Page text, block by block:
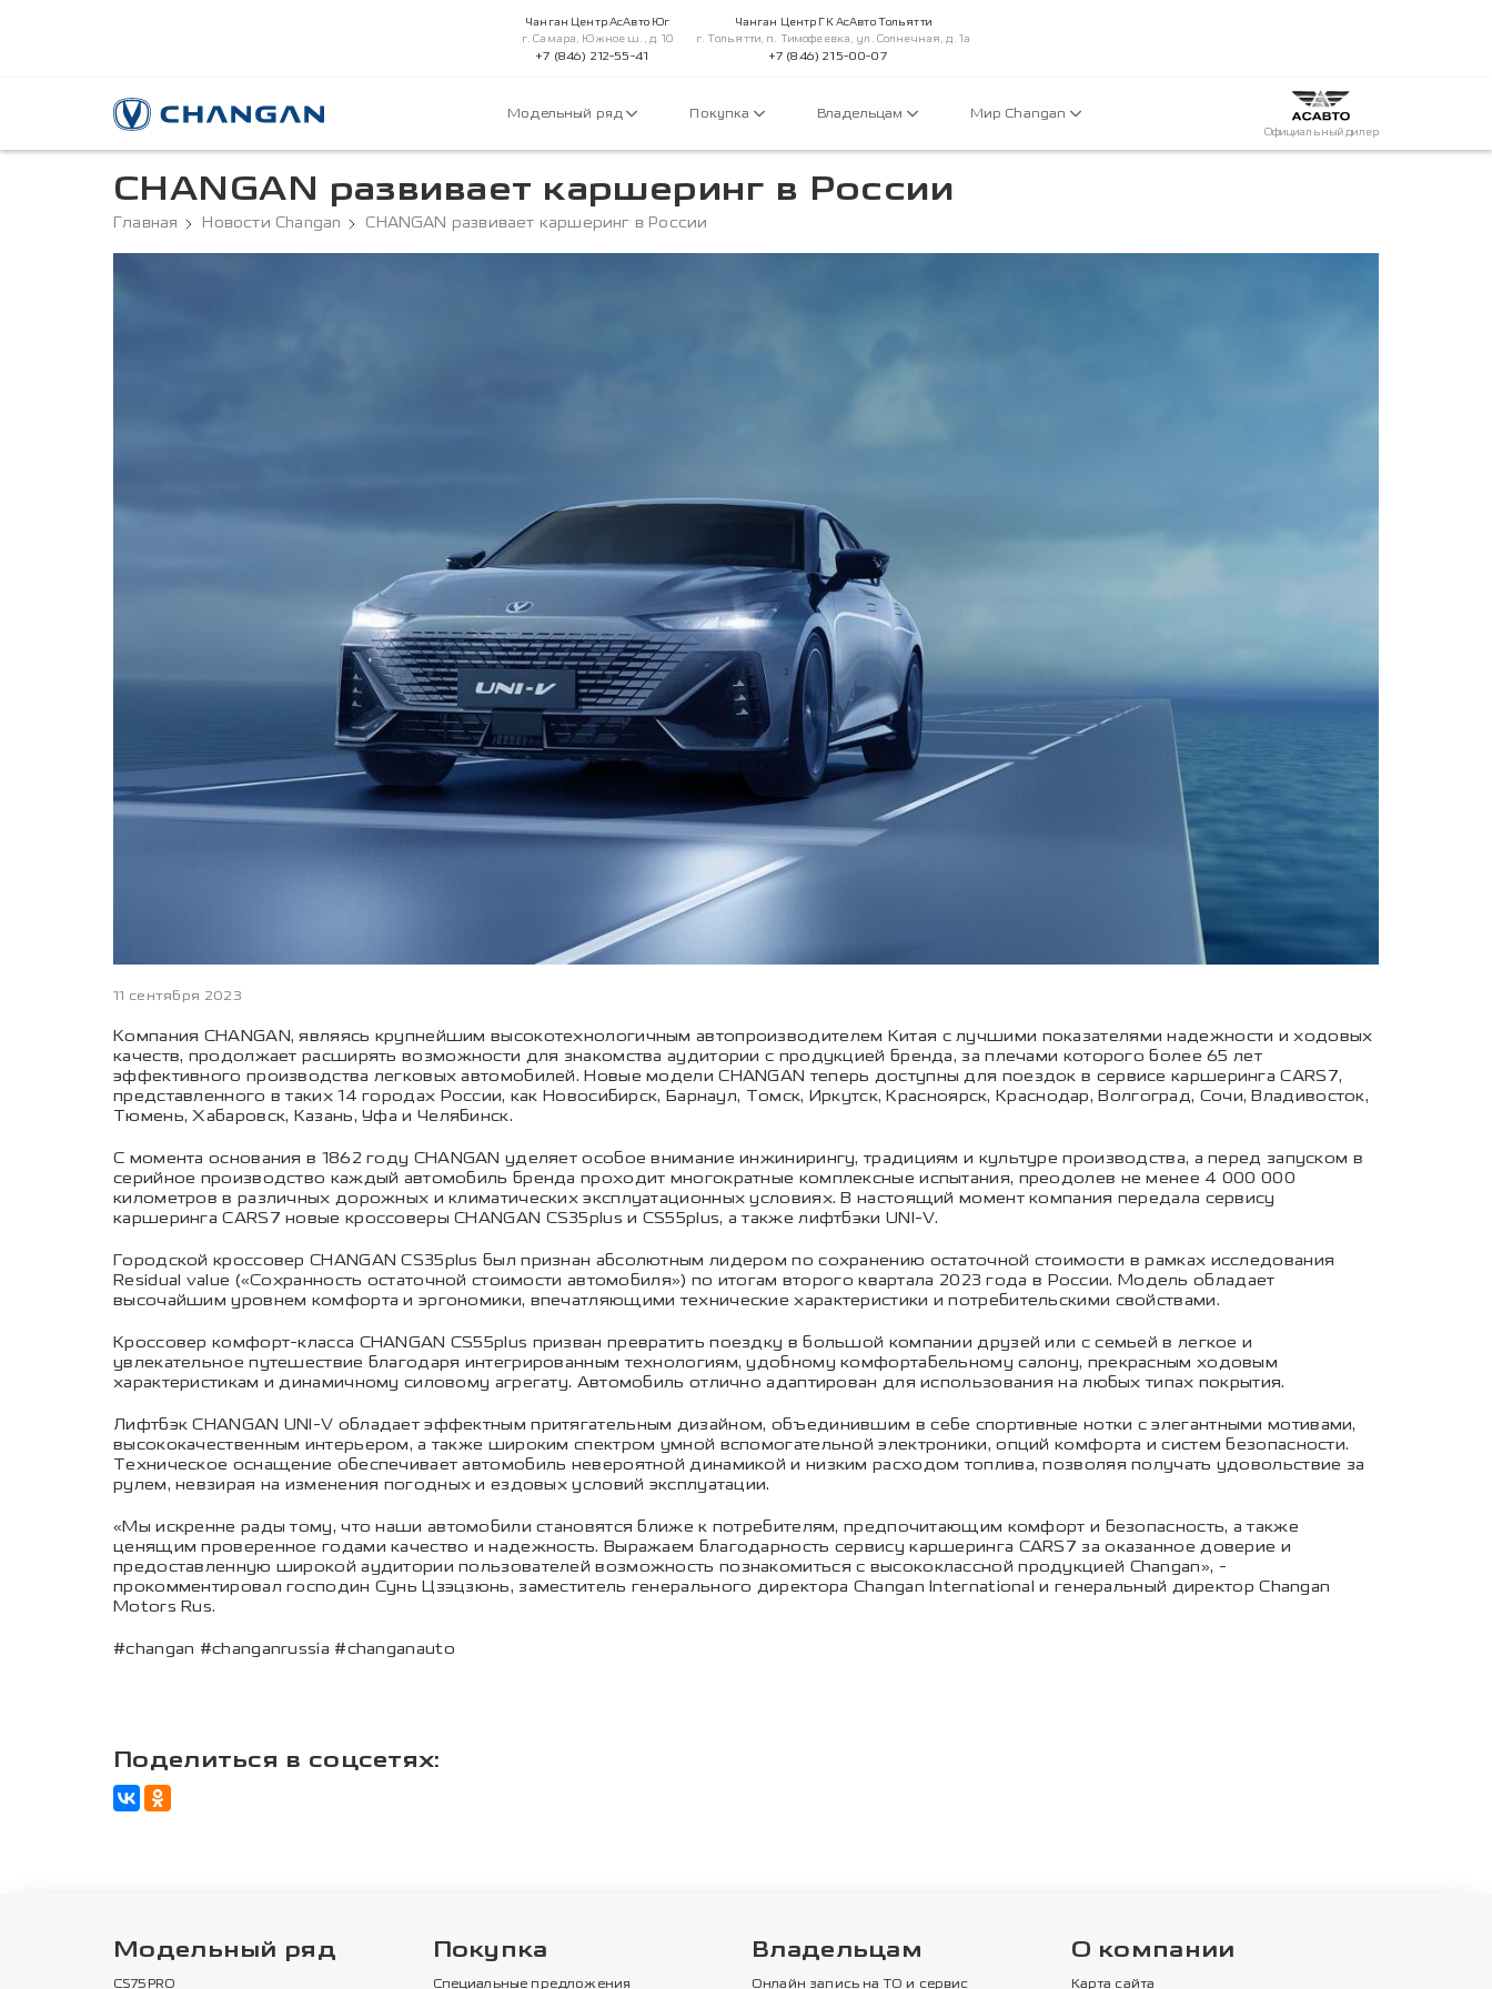
Чанган Центр АсАвто Юг
г. Самара, Южное ш., д. 10
+7 (846) 212-55-41
Чанган Центр ГК АсАвто Тольятти
г. Тольятти, п. Тимофеевка, ул. Солнечная, д. 1а
+7 (846) 215-00-07
Модельный ряд Покупка Владельцам Мир Changan
Официальный дилер
CHANGAN развивает каршеринг в России
Главная Новости Changan CHANGAN развивает каршеринг в России
11 сентября 2023
Компания CHANGAN, являясь крупнейшим высокотехнологичным автопроизводителем Китая с лучшими показателями надежности и ходовых
качеств, продолжает расширять возможности для знакомства аудитории с продукцией бренда, за плечами которого более 65 лет
эффективного производства легковых автомобилей. Новые модели CHANGAN теперь доступны для поездок в сервисе каршеринга CARS7,
представленного в таких 14 городах России, как Новосибирск, Барнаул, Томск, Иркутск, Красноярск, Краснодар, Волгоград, Сочи, Владивосток,
Тюмень, Хабаровск, Казань, Уфа и Челябинск.
С момента основания в 1862 году CHANGAN уделяет особое внимание инжинирингу, традициям и культуре производства, а перед запуском в
серийное производство каждый автомобиль бренда проходит многократные комплексные испытания, преодолев не менее 4 000 000
километров в различных дорожных и климатических эксплуатационных условиях. В настоящий момент компания передала сервису
каршеринга CARS7 новые кроссоверы CHANGAN CS35plus и CS55plus, а также лифтбэки UNI-V.
Городской кроссовер CHANGAN CS35plus был признан абсолютным лидером по сохранению остаточной стоимости в рамках исследования
Residual value («Сохранность остаточной стоимости автомобиля») по итогам второго квартала 2023 года в России. Модель обладает
высочайшим уровнем комфорта и эргономики, впечатляющими технические характеристики и потребительскими свойствами.
Кроссовер комфорт-класса CHANGAN CS55plus призван превратить поездку в большой компании друзей или с семьей в легкое и
увлекательное путешествие благодаря интегрированным технологиям, удобному комфортабельному салону, прекрасным ходовым
характеристикам и динамичному силовому агрегату. Автомобиль отлично адаптирован для использования на любых типах покрытия.
Лифтбэк CHANGAN UNI-V обладает эффектным притягательным дизайном, объединившим в себе спортивные нотки с элегантными мотивами,
высококачественным интерьером, а также широким спектром умной вспомогательной электроники, опций комфорта и систем безопасности.
Техническое оснащение обеспечивает автомобиль невероятной динамикой и низким расходом топлива, позволяя получать удовольствие за
рулем, невзирая на изменения погодных и ездовых условий эксплуатации.
«Мы искренне рады тому, что наши автомобили становятся ближе к потребителям, предпочитающим комфорт и безопасность, а также
ценящим проверенное годами качество и надежность. Выражаем благодарность сервису каршеринга CARS7 за оказанное доверие и
предоставленную широкой аудитории пользователей возможность познакомиться с высококлассной продукцией Changan», -
прокомментировал господин Сунь Цзэцзюнь, заместитель генерального директора Changan International и генеральный директор Changan
Motors Rus.
#changan #changanrussia #changanauto
Поделиться в соцсетях:
Модельный ряд
CS75PRO
Покупка
Специальные предложения
Владельцам
Онлайн запись на ТО и сервис
О компании
Карта сайта